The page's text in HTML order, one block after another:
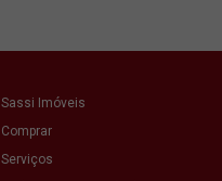
Sassi Imóveis
Comprar
Serviços